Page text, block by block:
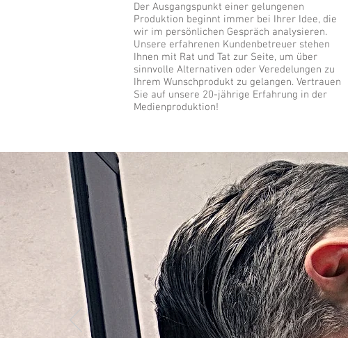
Der Ausgangspunkt einer gelungenen
Produktion beginnt immer bei Ihrer Idee, die
wir im persönlichen Gespräch analysieren.
Unsere erfahrenen Kundenbetreuer stehen
Ihnen mit Rat und Tat zur Seite, um über
sinnvolle Alternativen oder Veredelungen zu
Ihrem Wunschprodukt zu gelangen. Vertrauen
Sie auf unsere 20-jährige Erfahrung in der
Medienproduktion!